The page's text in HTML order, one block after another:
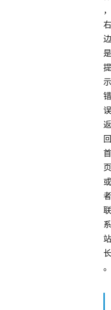
，
右
边
是
提
示
错
误
返
回
首
页
或
者
联
系
站
长
。